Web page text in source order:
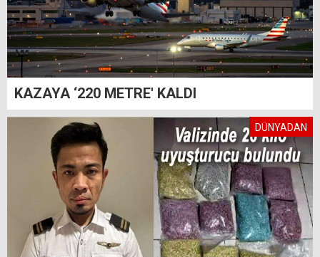
KAZAYA ‘220 METRE' KALDI
DÜNYADAN